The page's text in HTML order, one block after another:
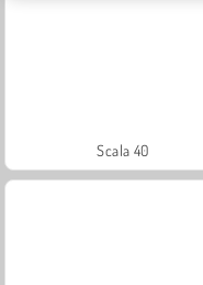
Scala 40